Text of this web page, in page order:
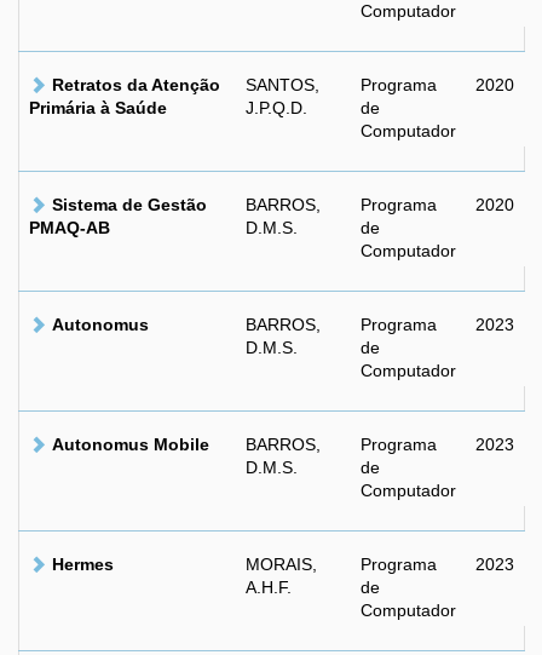
Computador
Retratos da Atenção
Primária à Saúde
SANTOS,
J.P.Q.D.
Programa
de
Computador
2020
Sistema de Gestão
PMAQ-AB
BARROS,
D.M.S.
Programa
de
Computador
2020
Autonomus
BARROS,
D.M.S.
Programa
de
Computador
2023
Autonomus Mobile
BARROS,
D.M.S.
Programa
de
Computador
2023
Hermes
MORAIS,
A.H.F.
Programa
de
Computador
2023